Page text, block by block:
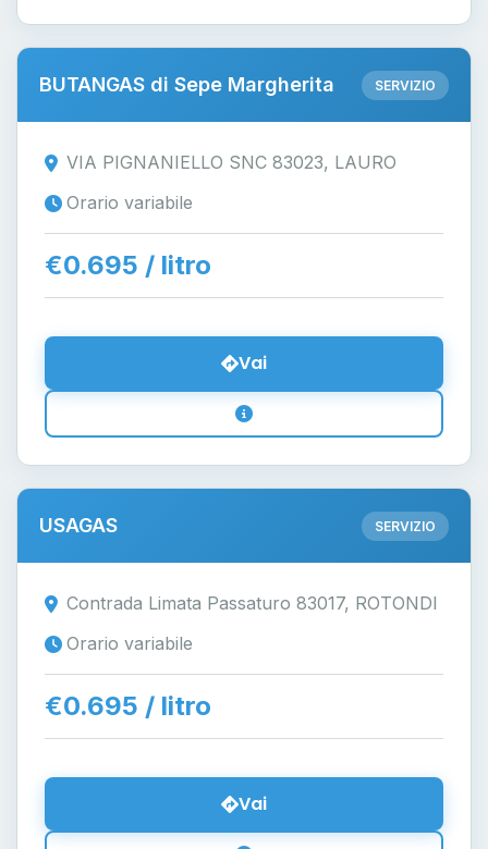
BUTANGAS di Sepe Margherita SERVIZIO
VIA PIGNANIELLO SNC 83023, LAURO
Orario variabile
€0.695 / litro
Vai
USAGAS SERVIZIO
Contrada Limata Passaturo 83017, ROTONDI
Orario variabile
€0.695 / litro
Vai